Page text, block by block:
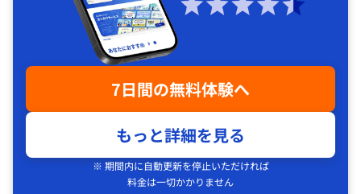
7日間の無料体験へ
もっと詳細を見る
※ 期間内に自動更新を停止いただければ
料金は一切かかりません